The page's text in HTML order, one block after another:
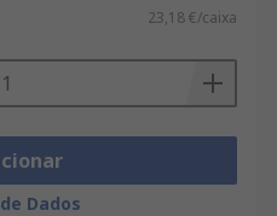
23,18 €/caixa
Dados